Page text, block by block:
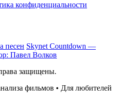
конфиденциальности
песен Skynet Countdown —
Павел Волков
защищены.
фильмов • Для любителей